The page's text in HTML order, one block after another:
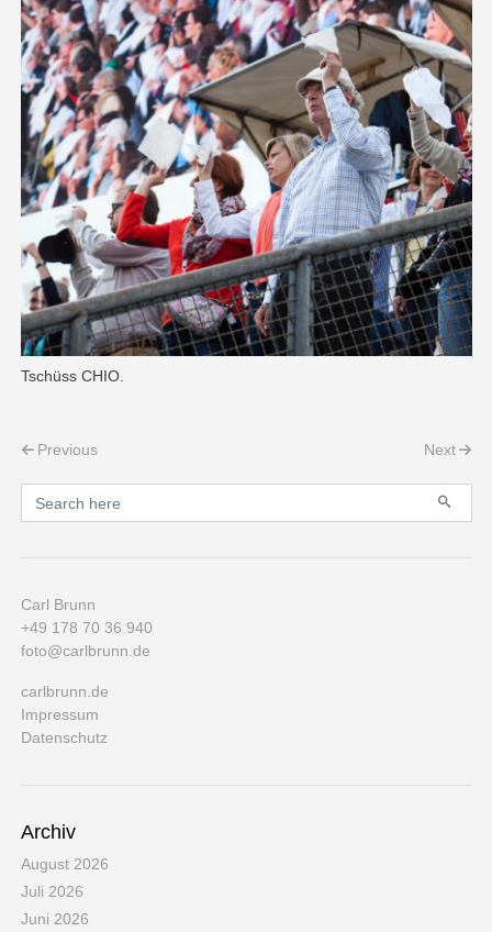
Tschüss CHIO.
Post navigation
Previous Next
Primary
Search for:
Carl Brunn
+49 178 70 36 940
foto@carlbrunn.de
carlbrunn.de
Impressum
Datenschutz
Archiv
August 2026
Juli 2026
Juni 2026